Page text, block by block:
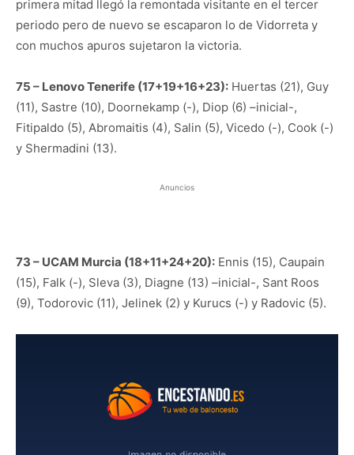
primera mitad llegó la remontada visitante en el tercer
periodo pero de nuevo se escaparon lo de Vidorreta y
con muchos apuros sujetaron la victoria.
75 – Lenovo Tenerife (17+19+16+23): Huertas (21), Guy
(11), Sastre (10), Doornekamp (-), Diop (6) –inicial-,
Fitipaldo (5), Abromaitis (4), Salin (5), Vicedo (-), Cook (-)
y Shermadini (13).
Anuncios
73 – UCAM Murcia (18+11+24+20): Ennis (15), Caupain
(15), Falk (-), Sleva (3), Diagne (13) –inicial-, Sant Roos
(9), Todorovic (11), Jelinek (2) y Kurucs (-) y Radovic (5).